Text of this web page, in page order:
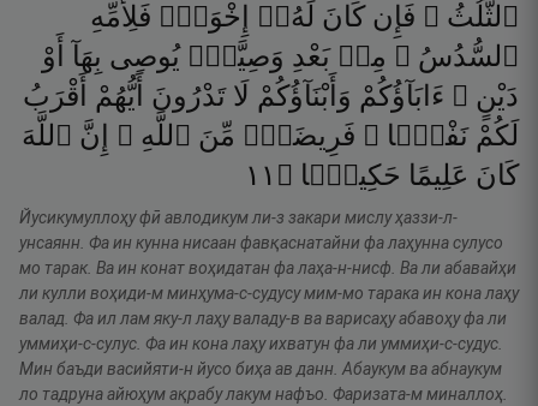
ٱلثُّلُثُ ۚ فَإِن كَانَ لَهُۥٓ إِخْوَةٌۭ فَلِأُمِّهِ
ٱلسُّدُسُ ۚ مِنۢ بَعْدِ وَصِيَّةٍۢ يُوصِى بِهَآ
أَوْ
دَيْنٍ ۗ ءَابَآؤُكُمْ وَأَبْنَآؤُكُمْ لَا تَدْرُونَ أَيُّهُمْ
أَقْرَبُ
لَكُمْ نَفْعًۭا ۚ فَرِيضَةًۭ مِّنَ ٱللَّهِ ۗ إِنَّ ٱللَّهَ
كَانَ عَلِيمًا حَكِيمًۭا ۝ ١١
Йусикумуллоҳу фӣ авлодикум ли-з закари мислу ҳаззи-л-
унсаянн. Фа ин кунна нисаан фавқаснатайни фа лаҳунна сулусо
мо тарак. Ва ин конат воҳидатан фа лаҳа-н-нисф. Ва ли абавайҳи
ли кулли воҳиди-м минҳума-с-судусу мим-мо тарака ин кона лаҳу
валад. Фа ил лам яку-л лаҳу валаду-в ва варисаҳу абавоҳу фа ли
уммиҳи-с-сулус. Фа ин кона лаҳу ихватун фа ли уммиҳи-с-судус.
Мин баъди васийяти-н йусо биҳа ав данн. Абаукум ва абнаукум
ло тадруна айюҳум ақрабу лакум нафъо. Фаризата-м миналлоҳ.